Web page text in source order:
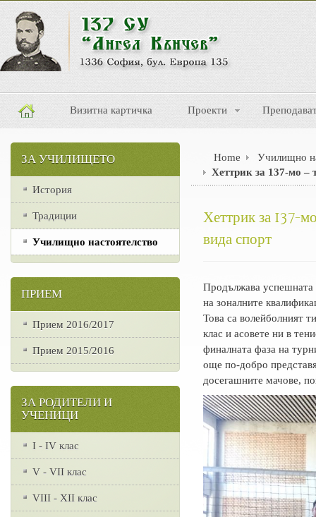
Визитна картичка Проекти
Home
Училищно
Хеттрик за 137-мо –
Хеттрик за 137-
вида спорт
Продължава
на зоналните
Това са волейболният
клас и асовете ни в
финалната фаза на
още по-добро
досегашните мачове,
ЗА УЧИЛИЩЕТО
История
Традиции
Училищно настоятелство
ПРИЕМ
Прием 2016/2017
Прием 2015/2016
ЗА РОДИТЕЛИ И
УЧЕНИЦИ
I - IV клас
V - VII клас
VІІІ - ХІІ клас